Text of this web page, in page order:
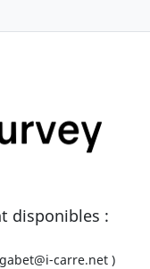
disponibles :
carre.net )